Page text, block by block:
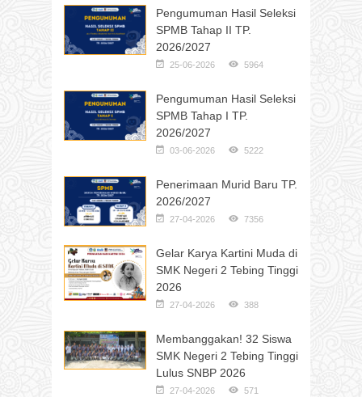
Pengumuman Hasil Seleksi
SPMB Tahap II TP.
2026/2027
25-06-2026 5964
Pengumuman Hasil Seleksi
SPMB Tahap I TP.
2026/2027
03-06-2026 5222
Penerimaan Murid Baru TP.
2026/2027
27-04-2026 7356
Gelar Karya Kartini Muda di
SMK Negeri 2 Tebing Tinggi
2026
27-04-2026 388
Membanggakan! 32 Siswa
SMK Negeri 2 Tebing Tinggi
Lulus SNBP 2026
27-04-2026 571